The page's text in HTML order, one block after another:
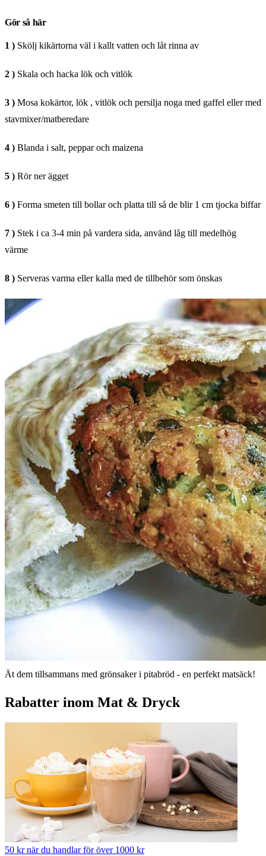
Gör så här
1 ) Skölj kikärtorna väl i kallt vatten och låt rinna av
2 ) Skala och hacka lök och vitlök
3 ) Mosa kokärtor, lök , vitlök och persilja noga med gaffel eller med
stavmixer/matberedare
4 ) Blanda i salt, peppar och maizena
5 ) Rör ner ägget
6 ) Forma smeten till bollar och platta till så de blir 1 cm tjocka biffar
7 ) Stek i ca 3-4 min på vardera sida, använd låg till medelhög
värme
8 ) Serveras varma eller kalla med de tillbehör som önskas
Ät dem tillsammans med grönsaker i pitabröd - en perfekt matsäck!
Rabatter inom Mat & Dryck
50 kr när du handlar för över 1000 kr